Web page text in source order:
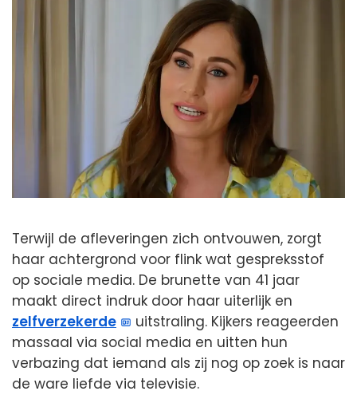
Terwijl de afleveringen zich ontvouwen, zorgt
haar achtergrond voor flink wat gespreksstof
op sociale media. De brunette van 41 jaar
maakt direct indruk door haar uiterlijk en
zelfverzekerde
uitstraling. Kijkers reageerden
massaal via social media en uitten hun
verbazing dat iemand als zij nog op zoek is naar
de ware liefde via televisie.